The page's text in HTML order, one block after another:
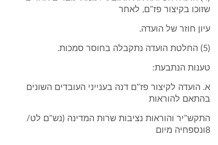
שזוכו בקיצור פז"ם, לאחר
עיון חוזר של הועדה.
(5) החלטת הועדה נתקבלה בחוסר סמכות.
טענות הנתבעת:
א. הועדה לקיצור פז"ם דנה בענייני העובדים השונים
בהתאם להוראות
התקש"יר והוראות נציבות שרות המדינה (נש"ם לט/
8ונספחיה מיום